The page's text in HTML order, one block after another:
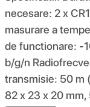
necesare: 2 x
masurare a
de functionare: -
b/g/n
transmisie: 50 m
82 x 23 x 20 mm,